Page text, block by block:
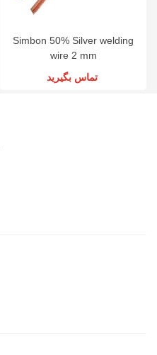
Simbon 50% Silver welding
wire 2 mm
تماس بگیرید